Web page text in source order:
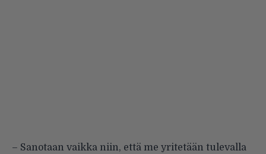
– Sanotaan vaikka niin, että me yritetään tulevalla